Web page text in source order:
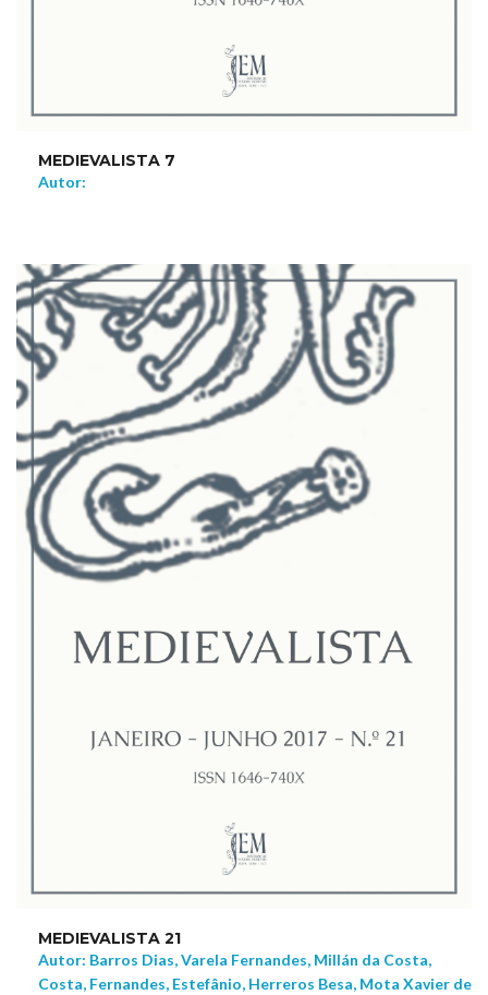
MEDIEVALISTA 7
Autor:
NEW
MEDIEVALISTA 21
Autor: Barros Dias, Varela Fernandes, Millán da Costa,
Costa, Fernandes, Estefânio, Herreros Besa, Mota Xavier de